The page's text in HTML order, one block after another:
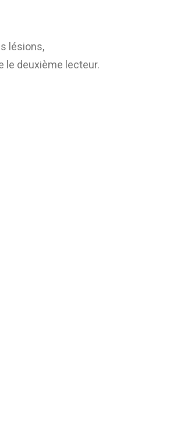
lésions,
le deuxième lecteur.